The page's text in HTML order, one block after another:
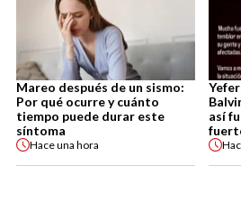
Mareo después de un sismo:
Por qué ocurre y cuánto
tiempo puede durar este
síntoma
Haceuna hora
así